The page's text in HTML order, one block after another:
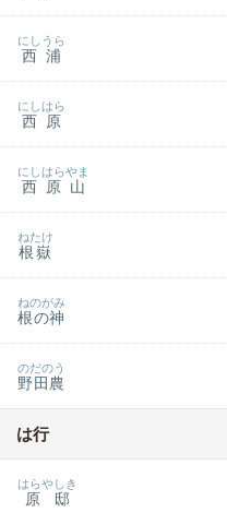
西浦
にしうら
西原
にしはら
西原山
にしはらやま
根嶽
ねたけ
根の神
ねのがみ
野田農
のだのう
は行
原邸
はらやしき